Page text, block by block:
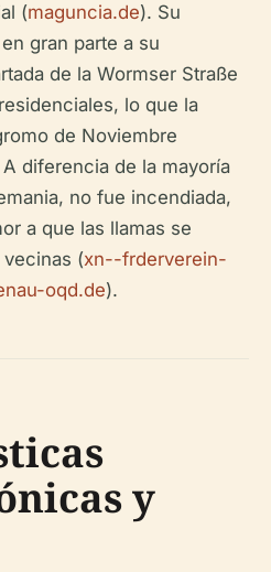
(maguncia.de). Su
gran parte a su
de la Wormser Straße
lo que la
de Noviembre
diferencia de la mayoría
no fue incendiada,
a que las llamas se
vecinas (xn--frderverein-
oqd.de).
y